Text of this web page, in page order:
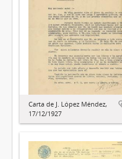
Carta de J. López Méndez,
17/12/1927